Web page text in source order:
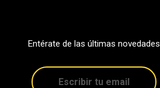
Entérate de las últimas novedades